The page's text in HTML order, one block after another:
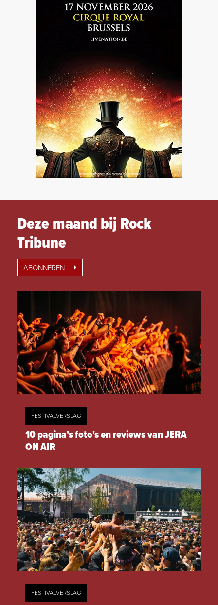
Deze maand bij Rock
Tribune
ABONNEREN
FESTIVALVERSLAG
10 pagina's foto's en reviews van JERA
ON AIR
FESTIVALVERSLAG